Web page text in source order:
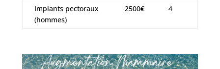
Implants pectoraux
(hommes)
2500€ 4